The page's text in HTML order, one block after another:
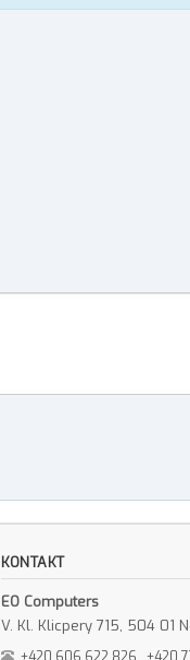
KONTAKT
EO Computers
V. Kl. Klicpery 715, 504 01